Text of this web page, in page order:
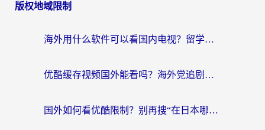
版权地域限制
海外用什么软件可以看国内电视？留学生亲测有效的追剧自由指南
优酷缓存视频国外能看吗？海外党追剧看片的终极解决方案来了
国外如何看优酷限制？别再搜“在日本哪个软件可以看中国电视剧”，这篇教你搞定